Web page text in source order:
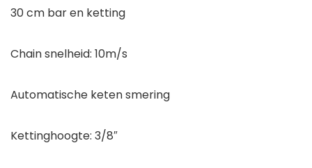
30 cm bar en ketting
Chain snelheid: 10m/s
Automatische keten smering
Kettinghoogte: 3/8″